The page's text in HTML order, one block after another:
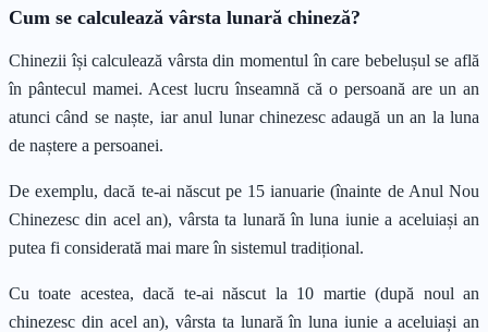
Cum se calculează vârsta lunară chineză?
Chinezii își calculează vârsta din momentul în care bebelușul se află
în pântecul mamei. Acest lucru înseamnă că o persoană are un an
atunci când se naște, iar anul lunar chinezesc adaugă un an la luna
de naștere a persoanei.
De exemplu, dacă te-ai născut pe 15 ianuarie (înainte de Anul Nou
Chinezesc din acel an), vârsta ta lunară în luna iunie a aceluiași an
putea fi considerată mai mare în sistemul tradițional.
Cu toate acestea, dacă te-ai născut la 10 martie (după noul an
chinezesc din acel an), vârsta ta lunară în luna iunie a aceluiași an